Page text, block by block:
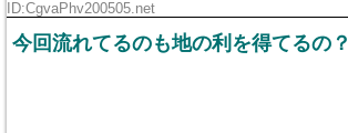
ID:CgvaPhv200505.net
今回流れてるのも地の利を得てるの？